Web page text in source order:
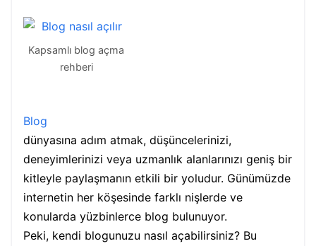
Kapsamlı blog açma
rehberi
Blog
dünyasına adım atmak, düşüncelerinizi,
deneyimlerinizi veya uzmanlık alanlarınızı geniş bir
kitleyle paylaşmanın etkili bir yoludur. Günümüzde
internetin her köşesinde farklı nişlerde ve
konularda yüzbinlerce blog bulunuyor.
Peki, kendi blogunuzu nasıl açabilirsiniz? Bu